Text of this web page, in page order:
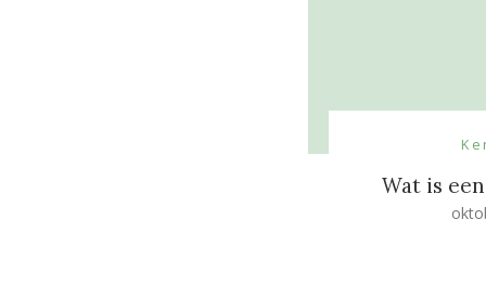
Wat is